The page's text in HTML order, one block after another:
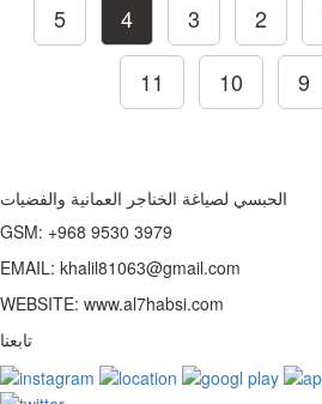
2
3
4
5
9
10
11
الحبسي لصياغة الخناجر العمانية والفضيات
GSM: +968 9530 3979
EMAIL: khalil81063@gmail.com
WEBSITE: www.al7habsi.com
تابعنا